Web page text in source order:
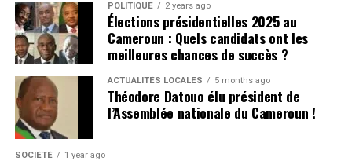
POLITIQUE 2 years ago
Élections présidentielles 2025 au
Cameroun : Quels candidats ont les
meilleures chances de succès ?
ACTUALITÉS LOCALES 5 months ago
Théodore Datouo élu président de
l’Assemblée nationale du Cameroun !
SOCIÉTÉ 1 year ago